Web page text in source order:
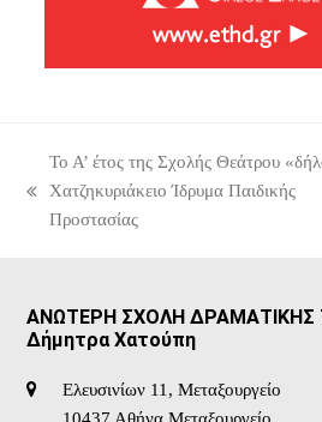
previous
Το Α’ έτος της Σχολής Θεάτρου
Χατζηκυριάκειο Ίδρυμα Παιδικής
Προστασίας
ΑΝΩΤΕΡΗ ΣΧΟΛΗ ΔΡΑΜΑΤΙΚΗΣ
Δήμητρα Χατούπη
Ελευσινίων 11, Μεταξουργείο